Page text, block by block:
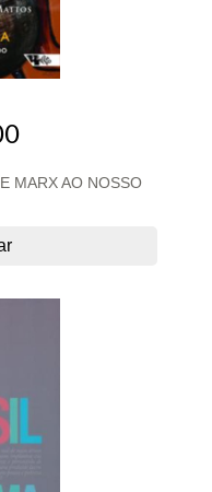
MARX AO NOSSO